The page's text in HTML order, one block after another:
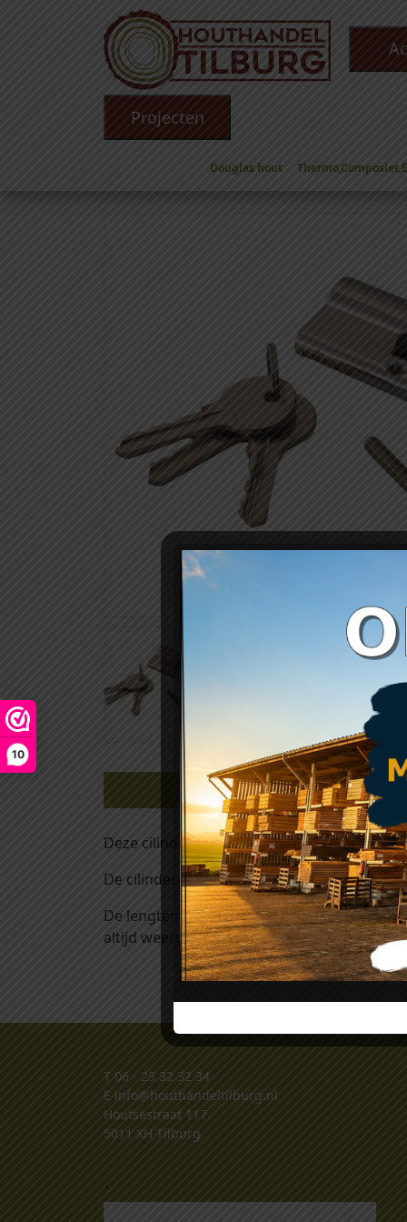
10
Projecten
Douglas hout
Toebehoren/ Hang en sluitwerk/
Beschrijving
Deze cilinder koop je per stuk en wordt
De cilindermaat bestaat uit 2 maten:
De lengtemaat vanaf het hart van de
altijd weergegeven in millimeters.
T 06 - 25 32 32 34
E info@houthandeltilburg.nl
Houtsestraat 117
5011 XH Tilburg
.